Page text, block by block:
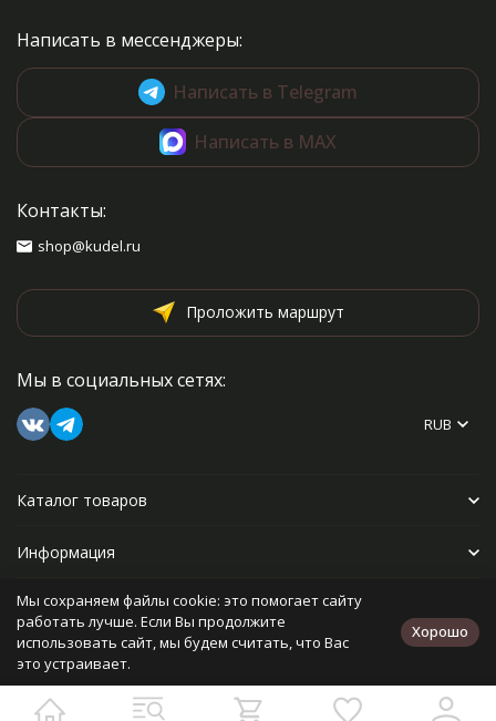
Написать в мессенджеры:
Написать в Telegram
Написать в MAX
Контакты:
shop@kudel.ru
Проложить маршрут
Мы в социальных сетях:
RUB
Каталог товаров
Информация
Прочее
Политика персональных данных
Разработано в
bodysite.ru
Мы сохраняем файлы cookie: это помогает сайту
работать лучше. Если Вы продолжите
использовать сайт, мы будем считать, что Вас
это устраивает.
Хорошо